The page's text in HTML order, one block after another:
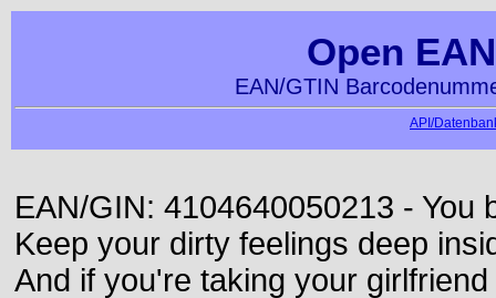
Open
EAN/GTIN
API/
EAN/GIN: 4104640050213 - You
Keep your dirty feelings deep
And if you're taking your